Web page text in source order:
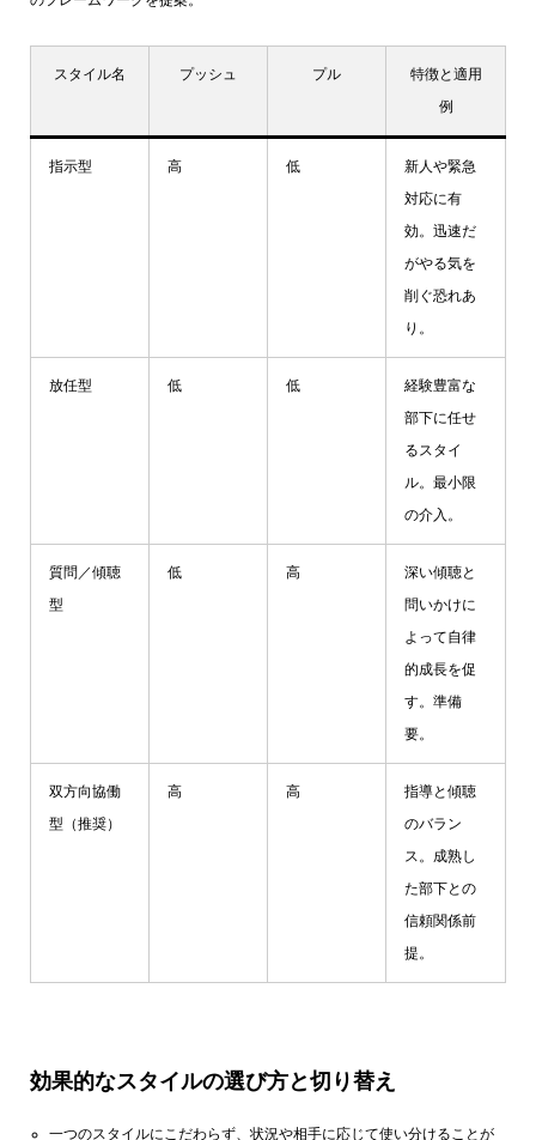
スタイル名 プッシュ プル
特徴と適用
例
指示型 高 低
新人や緊急
対応に有
効。迅速だ
がやる気を
削ぐ恐れあ
り。
放任型 低 低
経験豊富な
部下に任せ
るスタイ
ル。最小限
の介入。
質問／傾聴
型
低 高
深い傾聴と
問いかけに
よって自律
的成長を促
す。準備
要。
双方向協働
型（推奨）
高 高
指導と傾聴
のバラン
ス。成熟し
た部下との
信頼関係前
提。
効果的なスタイルの選び方と切り替え
一つのスタイルにこだわらず、状況や相手に応じて使い分けることが